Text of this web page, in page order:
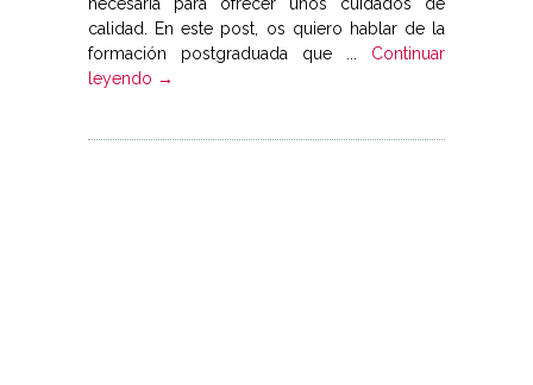
calidad. En este post, os quiero hablar de la
formación postgraduada que ... Continuar
leyendo →